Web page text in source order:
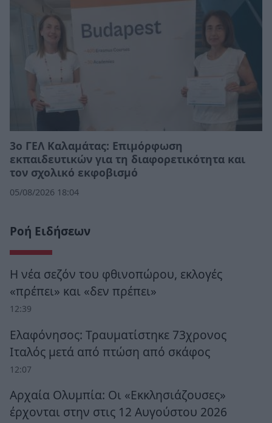
3ο ΓΕΛ Καλαμάτας: Επιμόρφωση
εκπαιδευτικών για τη διαφορετικότητα και
τον σχολικό εκφοβισμό
05/08/2026 18:04
Ροή Ειδήσεων
Η νέα σεζόν του φθινοπώρου, εκλογές
«πρέπει» και «δεν πρέπει»
12:39
Ελαφόνησος: Τραυματίστηκε 73χρονος
Ιταλός μετά από πτώση από σκάφος
12:07
Αρχαία Ολυμπία: Οι «Εκκλησιάζουσες»
έρχονται στην στις 12 Αυγούστου 2026